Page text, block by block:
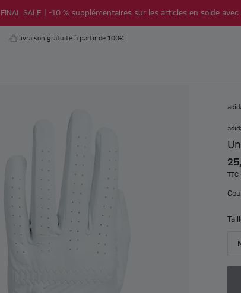
FINAL SALE | -10 % supplémentaires sur les articles en solde avec
Livraison gratuite à partir de 100€
TTC